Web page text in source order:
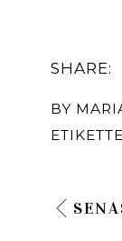
SHARE:
BY